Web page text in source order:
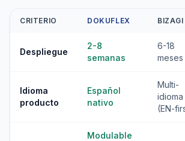
CRITERIO DOKUFLEX BIZAGI
Despliegue
2-8
semanas
6-18
meses
Idioma
producto
Español
nativo
Multi-
idioma
(EN-
Modulable